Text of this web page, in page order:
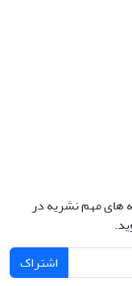
های مهم نشریه در
اشتراک